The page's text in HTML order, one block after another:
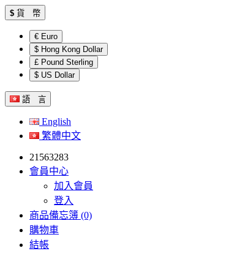
$ 貨 幣
€ Euro
$ Hong Kong Dollar
£ Pound Sterling
$ US Dollar
語 言
English
繁體中文
21563283
會員中心
加入會員
登入
商品備忘簿 (0)
購物車
結帳